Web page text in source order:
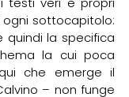
sottocapitolo:
quindi la specifica
la cui poca
che emerge il
– non funge